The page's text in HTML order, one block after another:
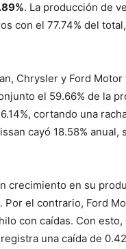
. La producción de
con el 77.74% del
Chrysler y Ford
el 59.66% de la
cortando una
cayó 18.58%
crecimiento en su
el contrario, Ford
con caídas. Con
una caída de